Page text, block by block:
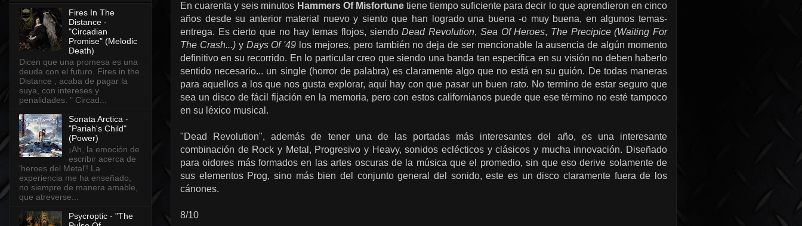
En cuarenta y seis minutos Hammers Of Misfortunetiene tiempo suficiente para decir lo que aprendieron en cinco
años desde su anterior material nuevo y siento que han logrado una buena -o muy buena, en algunos temas-
entrega. Es cierto que no hay temas flojos, siendoDead Revolution, Sea Of Heroes, The Precipice (Waiting For
The Crash...)y Days Of '49 los mejores, pero también no deja de ser mencionable la ausencia de algún momento
definitivo en su recorrido. En lo particular creo que siendo una banda tan específica en su visión no deben haberlo
sentido necesario... un single (horror de palabra) es claramente algo que no está en su guión. De todas maneras
para aquellos a los que nos gusta explorar, aquí hay con que pasar un buen rato. No termino de estar seguro que
sea un disco de fácil fijación en la memoria, pero con estos californianos puede que ese término no esté tampoco
en su léxico musical.
"Dead Revolution", además de tener una de las portadas más interesantes del año, es una interesante
combinación de Rock y Metal, Progresivo y Heavy, sonidos eclécticos y clásicos y mucha innovación. Diseñado
para oidores más formados en las artes oscuras de la música que el promedio, sin que eso derive solamente de
sus elementos Prog, sino más bien del conjunto general del sonido, este es un disco claramente fuera de los
cánones.
8/10
Fires In The
Distance -
"Circadian
Promise" (Melodic
Death)
Dicen que una promesa es una
deuda con el futuro. Fires in the
Distance , acaba de pagar la
suya, con intereses y
penalidades. " Circad...
Sonata Arctica -
"Pariah's Child"
(Power)
¡Ah, la emoción de
escribir acerca de
'heroes del Metal'! La
experiencia me ha enseñado,
no siempre de manera amable,
que atreverse...
Psycroptic - "The